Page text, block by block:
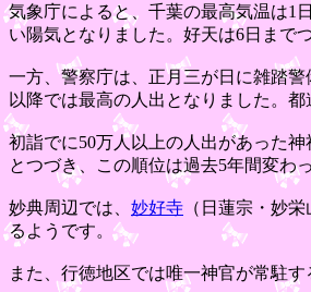
気象庁によると、千葉の最高気温は1
い陽気となりました。好天は6日まで
一方、警察庁は、正月三が日に雑踏
以降では最高の人出となりました。
初詣でに50万人以上の人出があった神
とつづき、この順位は過去5年間変わ
妙典周辺では、 妙好寺 （日蓮宗・妙
るようです。
また、行徳地区では唯一神官が常駐